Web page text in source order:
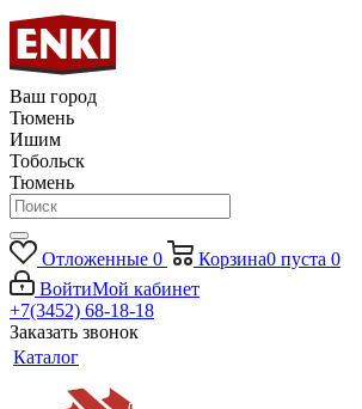
Ваш город
Тюмень
Ишим
Тобольск
Тюмень
Отложенные 0 Корзина0 пуста 0
ВойтиМой кабинет
+7(3452) 68-18-18
Заказать звонок
Каталог